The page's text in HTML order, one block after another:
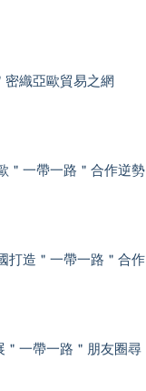
密織亞歐貿易之網
＂一帶一路＂合作逆勢
打造＂一帶一路＂合作
＂一帶一路＂朋友圈尋